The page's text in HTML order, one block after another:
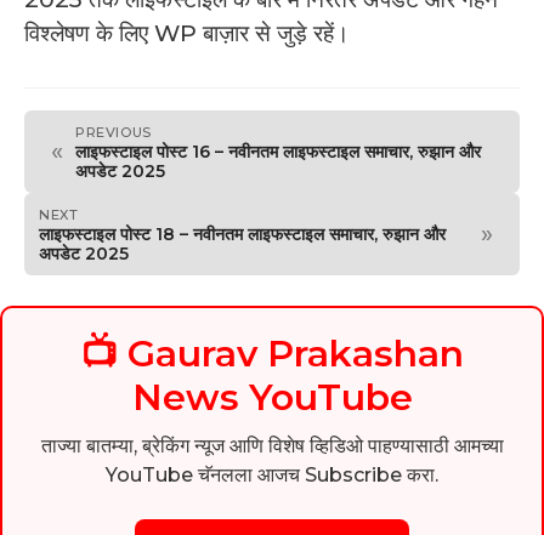
विश्लेषण के लिए WP बाज़ार से जुड़े रहें।
«
PREVIOUS
लाइफस्टाइल पोस्ट 16 – नवीनतम लाइफस्टाइल समाचार, रुझान और
अपडेट 2025
NEXT
लाइफस्टाइल पोस्ट 18 – नवीनतम लाइफस्टाइल समाचार, रुझान और
अपडेट 2025
»
📺 Gaurav Prakashan
News YouTube
ताज्या बातम्या, ब्रेकिंग न्यूज आणि विशेष व्हिडिओ पाहण्यासाठी आमच्या
YouTube चॅनलला आजच Subscribe करा.